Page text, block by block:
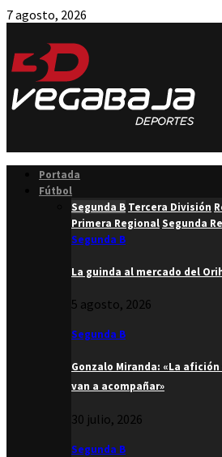
7 agosto, 2026
Portada
Fútbol
Segunda B Tercera División
Primera RegionalSegunda
Segunda B
La guinda al mercado del
5 agosto, 2026
Segunda B
Gonzalo Miranda: «La
van a acompañar»
30 julio, 2026
Segunda B